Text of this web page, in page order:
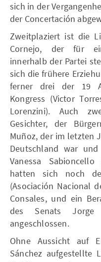
sich in der
der Concertación
Zweitplaziert ist die
Cornejo, der für
innerhalb der Partei
sich die frühere
ferner drei der 19
Kongress (Victor
Lorenzini). Auch
Gesichter, der
Muñoz, der im letzten
Deutschland war
Vanessa
hatten sich noch
(Asociación Nacional
Consales, und ein
des Senats Jorge
angeschlossen.
Ohne Aussicht auf
Sánchez aufgestellte